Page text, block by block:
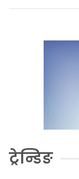
ट्रेन्डिङ